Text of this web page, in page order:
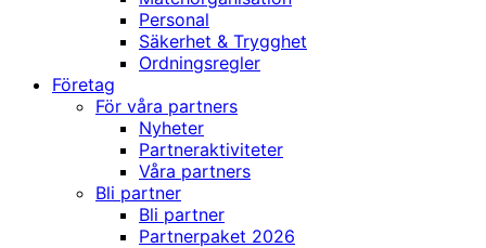
Personal
Säkerhet & Trygghet
Ordningsregler
Företag
För våra partners
Nyheter
Partneraktiviteter
Våra partners
Bli partner
Bli partner
Partnerpaket 2026